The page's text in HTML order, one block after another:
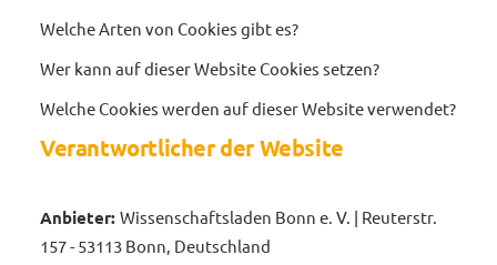
Welche Arten von Cookies gibt es?
Wer kann auf dieser Website Cookies setzen?
Welche Cookies werden auf dieser Website verwendet?
Verantwortlicher der Website
Anbieter: Wissenschaftsladen Bonn e. V. | Reuterstr.
157 - 53113 Bonn, Deutschland